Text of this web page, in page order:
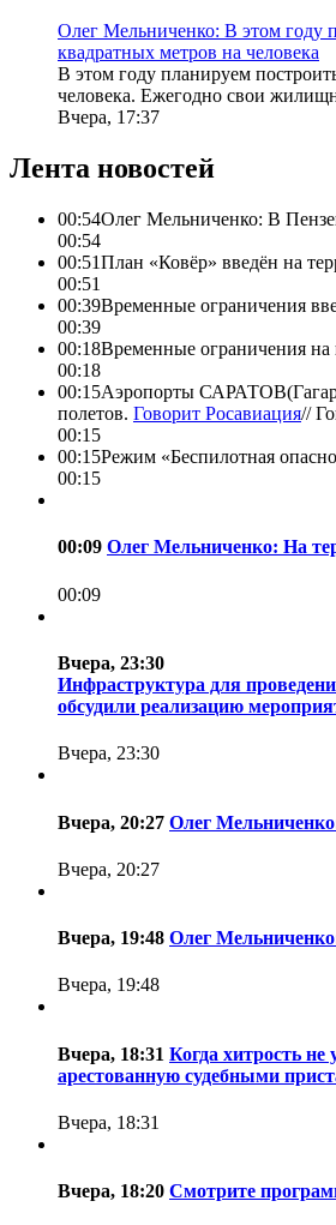
Олег Мельниченко: В этом году
квадратных метров на человека
В этом году планируем
человека. Ежегодно свои
Вчера, 17:37
Лента новостей
00:54Олег Мельниченко: В
00:54
00:51План «Ковёр» введён на
00:51
00:39Временные ограничения
00:39
00:18Временные ограничения
00:18
00:15Аэропорты
полетов. Говорит Росавиация//
00:15
00:15Режим «Беспилотная
00:15
00:09 Олег Мельниченко: На
00:09
Вчера, 23:30
Инфраструктура для
обсудили реализацию
Вчера, 23:30
Вчера, 20:27 Олег
Вчера, 20:27
Вчера, 19:48 Олег
Вчера, 19:48
Вчера, 18:31 Когда хитрость
арестованную судебными
Вчера, 18:31
Вчера, 18:20 Смотрите